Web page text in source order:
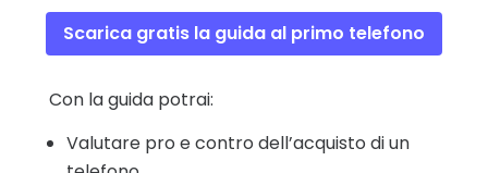
Scarica gratis la guida al primo telefono
Con la guida potrai:
Valutare pro e contro dell’acquisto di un